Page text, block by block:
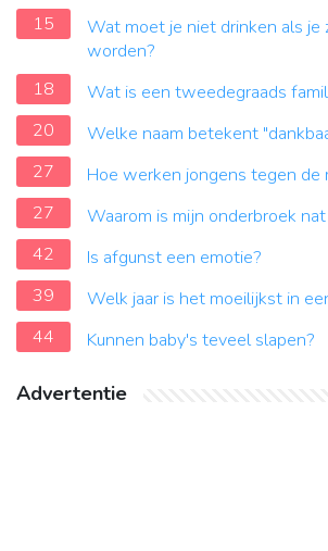
15
Wat moet je niet drinken als
worden?
18
Wat is een tweedegraads
20
Welke naam betekent
27
Hoe werken jongens tegen de
27
Waarom is mijn onderbroek
42
Is afgunst een emotie?
39
Welk jaar is het moeilijkst in
44
Kunnen baby's teveel slapen?
Advertentie